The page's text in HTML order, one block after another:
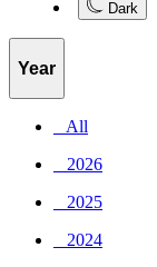
Dark
Year
_ All
_ 2026
_ 2025
_ 2024